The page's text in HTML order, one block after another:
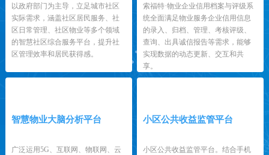
以政府部门为主导，立足城市社区
实际需求，涵盖社区居民服务、社
区日常管理、社区物业等多个领域
的智慧社区综合服务平台，提升社
区管理效率和居民获得感。
索福特·物业企业信用档案与评级系
统全面满足物业服务企业信用信息
的录入、归档、管理、考核评级、
查询、出具诚信报告等需求，能够
实现数据的动态更新、交互和共
享。
智慧物业大脑分析平台
广泛运用5G、互联网、物联网、云
小区公共收益监管平台
小区公共收益监管平台。结合手机